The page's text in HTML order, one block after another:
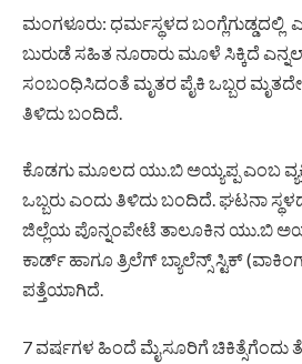
ಮಂಗಳೂರು: ಧರ್ಮಸ್ಥಳದ
ಬುರುಡೆ ಸಹಿತ ನೂರಾರು ಮೂಳೆ ಸಿಕ್ಕಿದೆ
ಸಂಬಂಧಿಸಿದಂತೆ ಮೃತರ ಪೈಕಿ ಒಬ್ಬರ
ತಿಳಿದು ಬಂದಿದೆ.
ಕೊಡಗು ಮೂಲದ ಯು.ಬಿ ಅಯ್ಯಪ್ಪ ಎಂಬ ವ್ಯಕ್ತಿ
ಒಬ್ಬರು ಎಂದು ತಿಳಿದು ಬಂದಿದೆ. ಘಟನಾ
ಜಿಲ್ಲೆಯ ಪೊನ್ನಂಪೇಟೆ ತಾಲೂಕಿನ ಯು.ಬಿ
ಕಾರ್ಡ್‌ ಹಾಗೂ ತ್ರಿಲೆಗ್‌ ಬ್ಯಾಲೆನ್ಸ್‌ ಸ್ಟಿಕ್‌ (ವಾಕಿಂಗ್‌
ಪತ್ತೆಯಾಗಿದೆ.
7 ವರ್ಷಗಳ ಹಿಂದೆ ಮೈಸೂರಿಗೆ ಚಿಕಿತ್ಸೆಗೆಂದು